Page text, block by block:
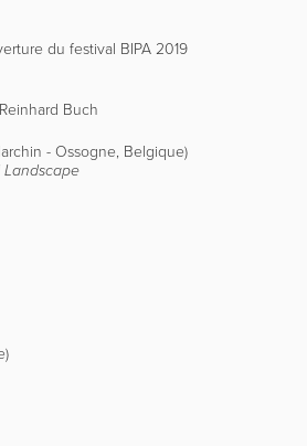
du festival BIPA 2019
Buch
- Ossogne, Belgique)
Landscape